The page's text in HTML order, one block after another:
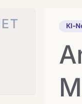
KI-